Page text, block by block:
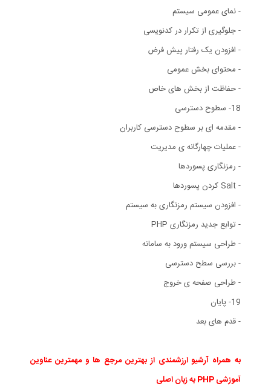
- نمای عمومی سیستم
- جلوگیری از تکرار در کدنویسی
- افزودن یک رفتار پیش فرض
- محتوای بخش عمومی
- حفاظت از بخش های خاص
18- سطوح دسترسی
- مقدمه ای بر سطوح دسترسی کاربران
- عملیات چهارگانه ی مدیریت
- رمزنگاری پسوردها
- Salt کردن پسوردها
- افزودن سیستم رمزنگاری به سیستم
- توابع جدید رمزنگاری PHP
- طراحی سیستم ورود به سامانه
- بررسی سطح دسترسی
- طراحی صفحه ی خروج
19- پایان
- قدم های بعد
به همراه آرشیو ارزشمندی از بهترین مرجع ها و مهمترین عناوین
آموزشی PHP به زبان اصلی